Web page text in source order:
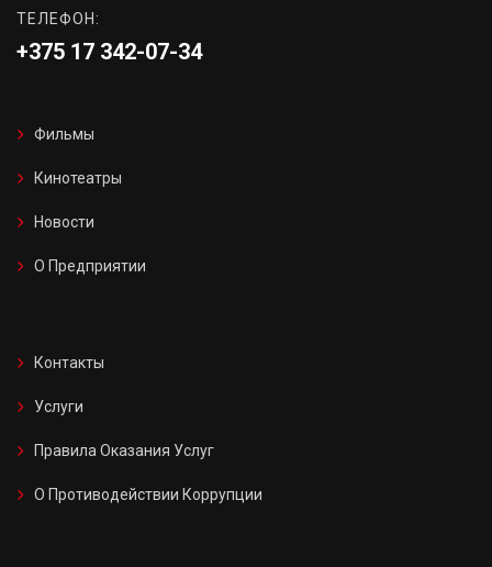
ТЕЛЕФОН:
+375 17 342-07-34
Фильмы
Кинотеатры
Новости
О Предприятии
Контакты
Услуги
Правила Оказания Услуг
О Противодействии Коррупции